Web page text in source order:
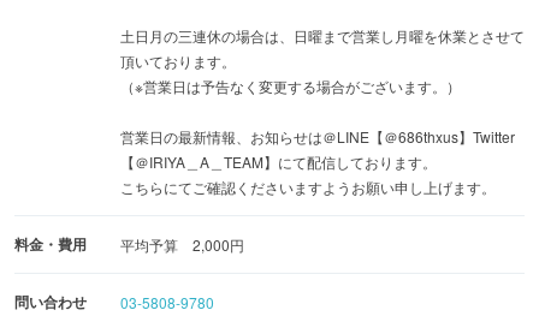
土日月の三連休の場合は、日曜まで営業し月曜を休業とさせて
頂いております。
（※営業日は予告なく変更する場合がございます。）
営業日の最新情報、お知らせは＠LINE【＠686thxus】Twitter
【＠IRIYA＿A＿TEAM】にて配信しております。
こちらにてご確認くださいますようお願い申し上げます。
料金・費用 平均予算 2,000円
問い合わせ 03-5808-9780